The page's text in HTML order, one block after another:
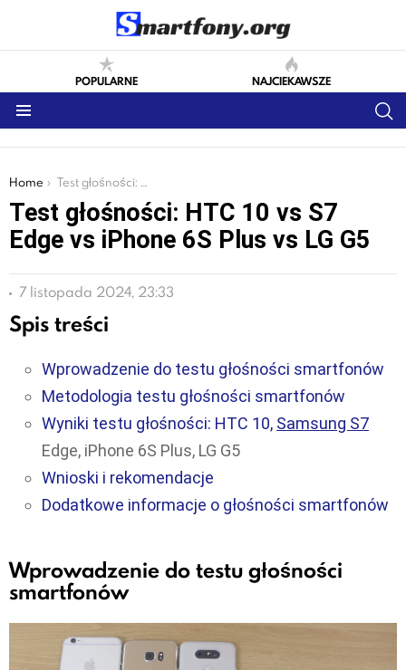
POPULARNE NAJCIEKAWSZE
You are here:
Home Test głośności: HTC 10 vs S7 Edge vs iPhone 6S Plus vs LG G5
Test głośności: HTC 10 vs S7
Edge vs iPhone 6S Plus vs LG G5
7 listopada 2024, 23:33
Spis treści
Wprowadzenie do testu głośności smartfonów
Metodologia testu głośności smartfonów
Wyniki testu głośności: HTC 10, Samsung S7
Edge, iPhone 6S Plus, LG G5
Wnioski i rekomendacje
Dodatkowe informacje o głośności smartfonów
Wprowadzenie do testu głośności
smartfonów